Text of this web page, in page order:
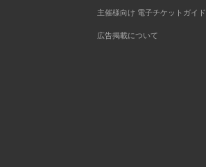
主催様向け 電子チケットガイド
広告掲載について